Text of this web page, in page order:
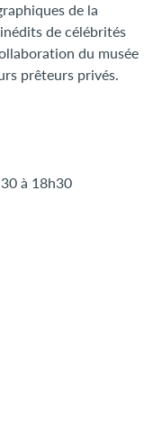
de la
de célébrités
du musée
prêteurs privés.
à 18h30